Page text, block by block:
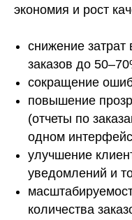
экономия и рост
снижение затрат
заказов до
сокращение
повышение
(отчеты по
одном
улучшение
уведомлений и
количества